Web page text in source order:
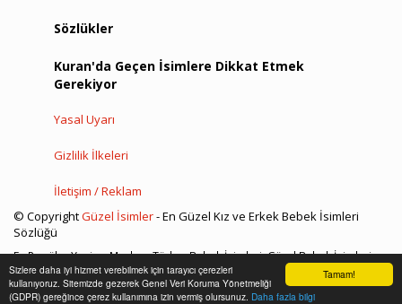
Tamam!
Sizlere daha iyi hizmet verebilmek için tarayıcı çerezleri
kullanıyoruz. Sitemizde gezerek Genel Veri Koruma Yönetmeliği
(GDPR) gereğince çerez kullanımına izin vermiş olursunuz. Daha fazla bilgi
Sözlükler
Kuran'da Geçen İsimlere Dikkat Etmek
Gerekiyor
Yasal Uyarı
Gizlilik İlkeleri
İletişim / Reklam
© CopyrightGüzel İsimler- En Güzel Kız ve Erkek Bebek İsimleri
Sözlüğü
En Popüler Yeni ve Modern Türkçe Bebek İsimleri, Güzel Bebek İsimleri
Sözlüğü, İslami Dini Kız ve Erkek Bebek İsimleri